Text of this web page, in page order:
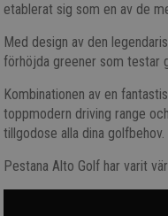
etablerat sig som en av de
Med design av den
förhöjda greener som testar
Kombinationen av en
toppmodern driving range
tillgodose alla dina golfbehov.
Pestana Alto Golf har varit